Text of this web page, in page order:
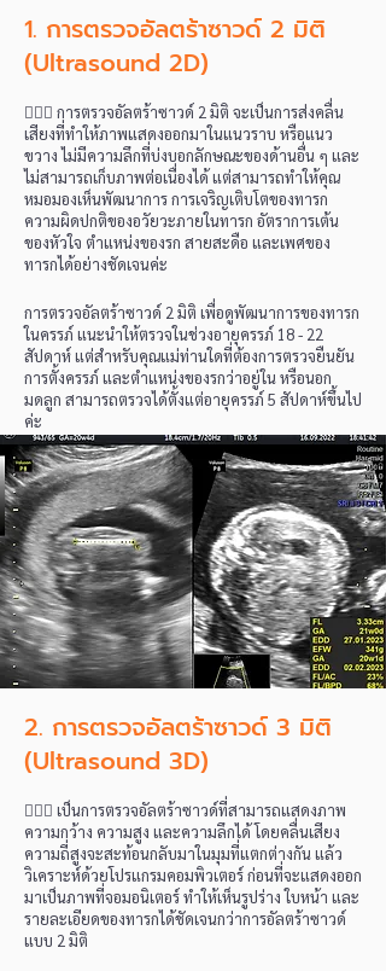
1. การตรวจอัลตร้าซาวด์ 2 มิติ
(Ultrasound 2D)
👩🏻‍⚕️ การตรวจอัลตร้าซาวด์ 2 มิติ จะเป็นการส่งคลื่น
เสียงที่ทำให้ภาพแสดงออกมาในแนวราบ หรือแนว
ขวาง ไม่มีความลึกที่บ่งบอกลักษณะของด้านอื่น ๆ และ
ไม่สามารถเก็บภาพต่อเนื่องได้ แต่สามารถทำให้คุณ
หมอมองเห็นพัฒนาการ การเจริญเติบโตของทารก
ความผิดปกติของอวัยวะภายในทารก อัตราการเต้น
ของหัวใจ ตำแหน่งของรก สายสะดือ และเพศของ
ทารกได้อย่างชัดเจนค่ะ
การตรวจอัลตร้าซาวด์ 2 มิติ เพื่อดูพัฒนาการของทารก
ในครรภ์ แนะนำให้ตรวจในช่วงอายุครรภ์ 18 - 22
สัปดาห์ แต่สำหรับคุณแม่ท่านใดที่ต้องการตรวจยืนยัน
การตั้งครรภ์ และตำแหน่งของรกว่าอยู่ใน หรือนอก
มดลูก สามารถตรวจได้ตั้งแต่อายุครรภ์ 5 สัปดาห์ขึ้นไป
ค่ะ
2. การตรวจอัลตร้าซาวด์ 3 มิติ
(Ultrasound 3D)
👩🏻‍⚕️ เป็นการตรวจอัลตร้าซาวด์ที่สามารถแสดงภาพ
ความกว้าง ความสูง และความลึกได้ โดยคลื่นเสียง
ความถี่สูงจะสะท้อนกลับมาในมุมที่แตกต่างกัน แล้ว
วิเคราะห์ด้วยโปรแกรมคอมพิวเตอร์ ก่อนที่จะแสดงออก
มาเป็นภาพที่จอมอนิเตอร์ ทำให้เห็นรูปร่าง ใบหน้า และ
รายละเอียดของทารกได้ชัดเจนกว่าการอัลตร้าซาวด์
แบบ 2 มิติ